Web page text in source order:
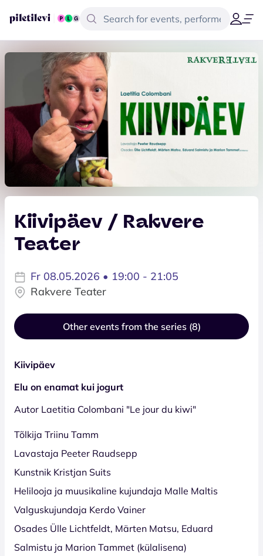
Kiivipäev / Rakvere
Teater
Fr 08.05.2026 • 19:00 - 21:05
Rakvere Teater
Other events from the series (8)
Kiivipäev
Elu on enamat kui jogurt
Autor Laetitia Colombani "Le jour du kiwi"
Tõlkija Triinu Tamm
Lavastaja Peeter Raudsepp
Kunstnik Kristjan Suits
Helilooja ja muusikaline kujundaja Malle Maltis
Valguskujundaja Kerdo Vainer
Osades Ülle Lichtfeldt, Märten Matsu, Eduard
Salmistu ja Marion Tammet (külalisena)